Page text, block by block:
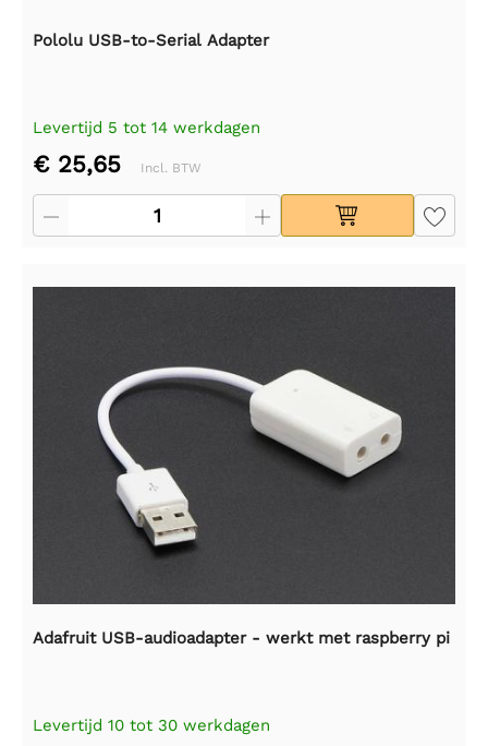
Pololu USB-to-Serial Adapter
Levertijd 5 tot 14 werkdagen
€ 25,65 Incl. BTW
Adafruit USB-audioadapter - werkt met raspberry pi
Levertijd 10 tot 30 werkdagen